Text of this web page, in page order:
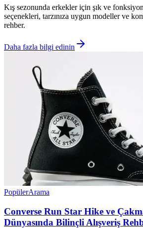
Kış sezonunda erkekler için şık ve
seçenekleri, tarzınıza uygun modeller ve
rehber.
Daha fazla bilgi edinin
PopülerArama
Converse Run Star Hike ve
Dünyasında Bilinçli Alışveriş